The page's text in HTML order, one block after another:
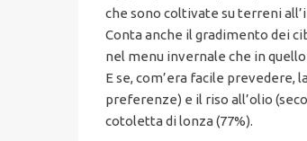
che sono coltivate su terreni
Conta anche il gradimento dei
nel menu invernale che in
E se, com’era facile prevedere,
preferenze) e il riso all’olio
cotoletta di lonza (77%).